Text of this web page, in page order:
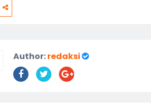
Author:redaksi